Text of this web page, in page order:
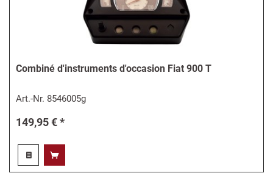
Combiné d'instruments d'occasion Fiat 900 T
Art.-Nr. 8546005g
149,95 € *